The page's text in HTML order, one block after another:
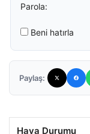
Parola:
Beni hatırla
Paylaş:
Hava Durumu